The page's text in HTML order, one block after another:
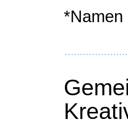
*Namen